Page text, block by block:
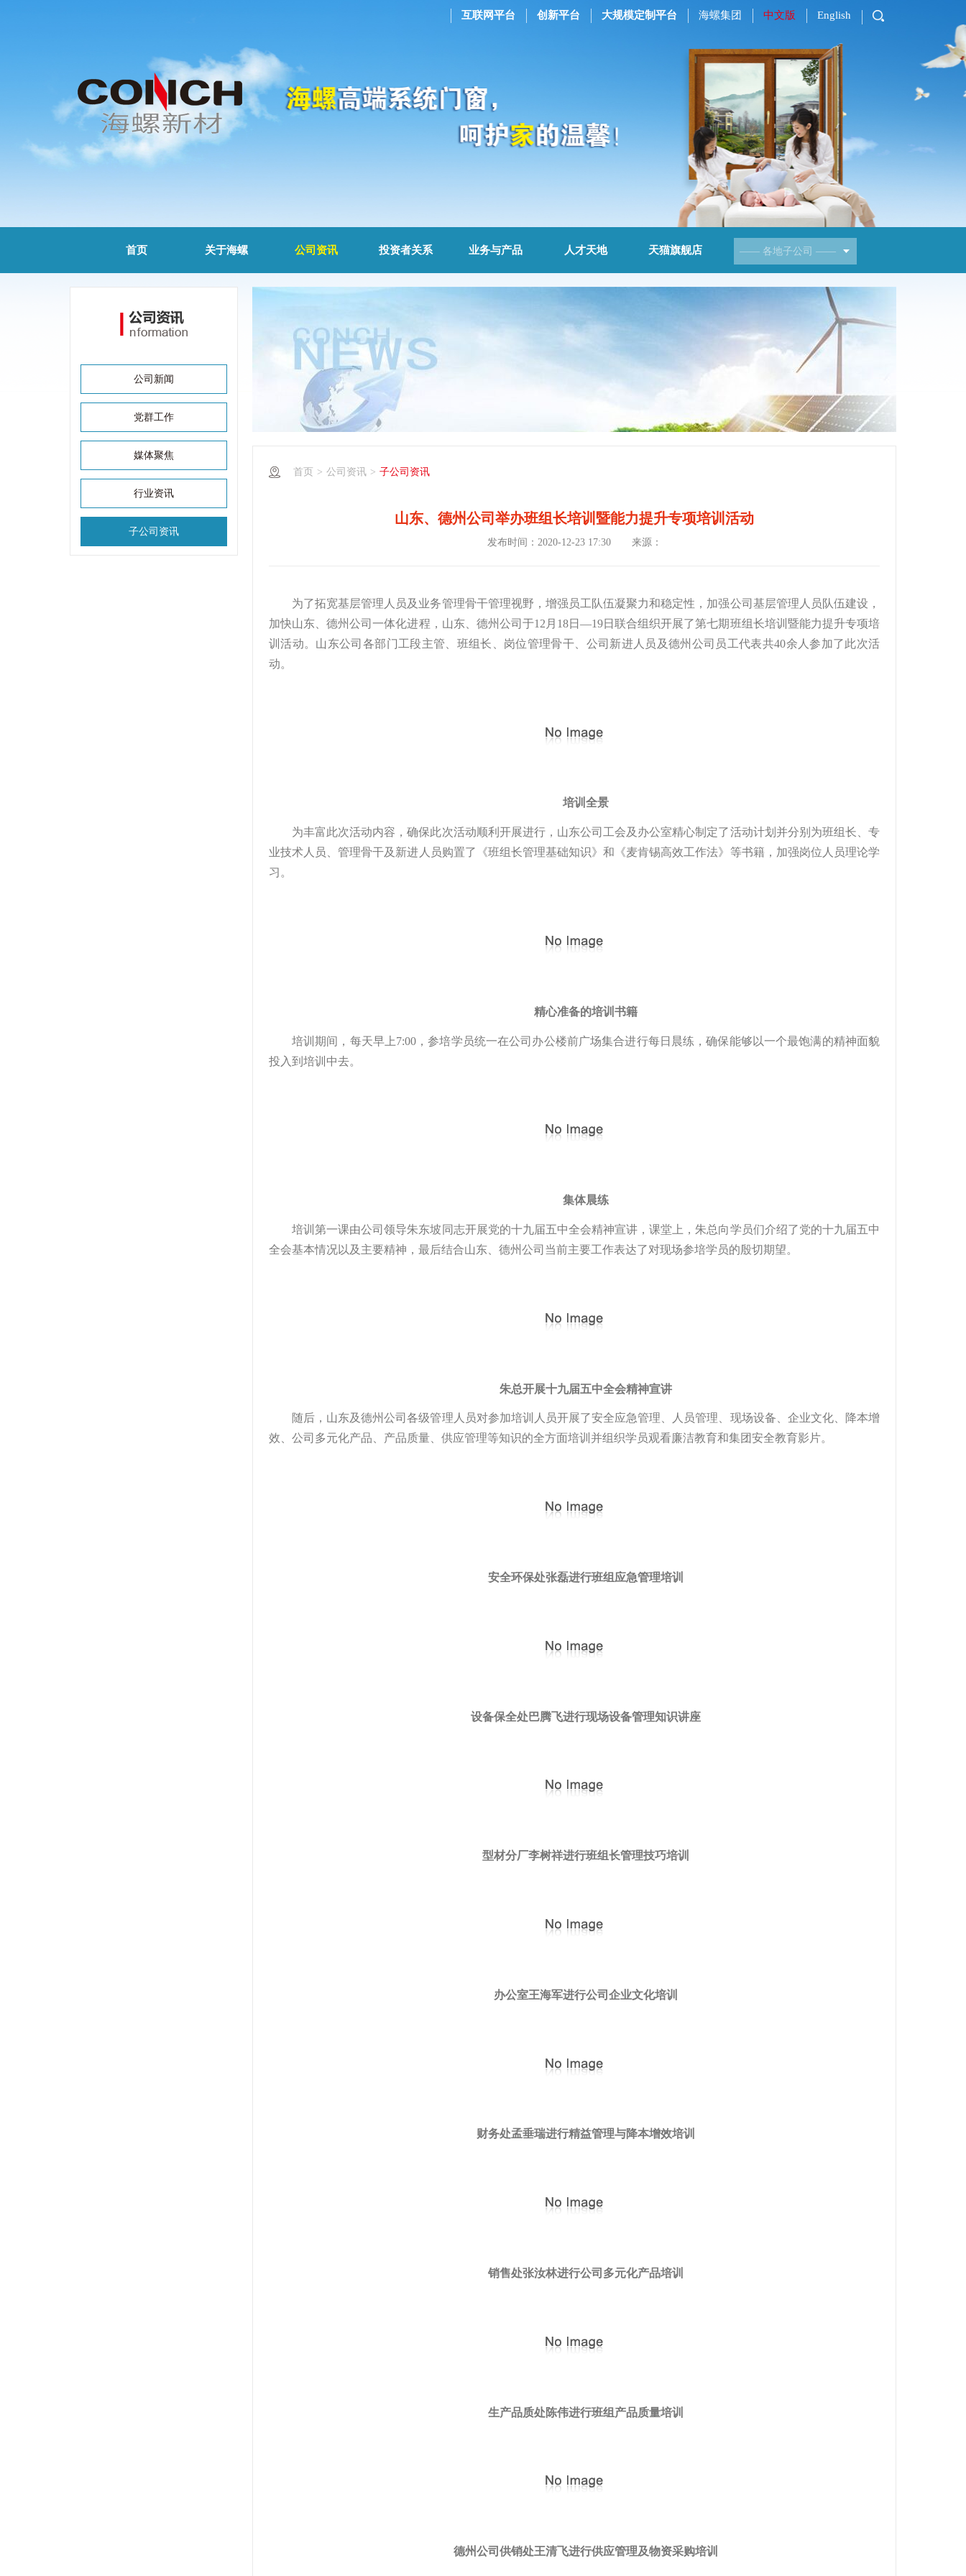
English
中文版
海螺集团
大规模定制平台
创新平台
互联网平台
首页 关于海螺 公司资讯 投资者关系 业务与产品 人才天地 天猫旗舰店 —— 各地子公司 ——
公司新闻
党群工作
媒体聚焦
行业资讯
子公司资讯
首页 > 公司资讯 > 子公司资讯
山东、德州公司举办班组长培训暨能力提升专项培训活动
发布时间：2020-12-23 17:30 来源：
为了拓宽基层管理人员及业务管理骨干管理视野，增强员工队伍凝聚力和稳定性，加强公司基层管理人员队伍建设，
加快山东、德州公司一体化进程，山东、德州公司于12月18日—19日联合组织开展了第七期班组长培训暨能力提升专项培
训活动。山东公司各部门工段主管、班组长、岗位管理骨干、公司新进人员及德州公司员工代表共40余人参加了此次活
动。
培训全景
为丰富此次活动内容，确保此次活动顺利开展进行，山东公司工会及办公室精心制定了活动计划并分别为班组长、专
业技术人员、管理骨干及新进人员购置了《班组长管理基础知识》和《麦肯锡高效工作法》等书籍，加强岗位人员理论学
习。
精心准备的培训书籍
培训期间，每天早上7:00，参培学员统一在公司办公楼前广场集合进行每日晨练，确保能够以一个最饱满的精神面貌
投入到培训中去。
集体晨练
培训第一课由公司领导朱东坡同志开展党的十九届五中全会精神宣讲，课堂上，朱总向学员们介绍了党的十九届五中
全会基本情况以及主要精神，最后结合山东、德州公司当前主要工作表达了对现场参培学员的殷切期望。
朱总开展十九届五中全会精神宣讲
随后，山东及德州公司各级管理人员对参加培训人员开展了安全应急管理、人员管理、现场设备、企业文化、降本增
效、公司多元化产品、产品质量、供应管理等知识的全方面培训并组织学员观看廉洁教育和集团安全教育影片。
安全环保处张磊进行班组应急管理培训
设备保全处巴腾飞进行现场设备管理知识讲座
型材分厂李树祥进行班组长管理技巧培训
办公室王海军进行公司企业文化培训
财务处孟垂瑞进行精益管理与降本增效培训
销售处张汝林进行公司多元化产品培训
生产品质处陈伟进行班组产品质量培训
德州公司供销处王清飞进行供应管理及物资采购培训